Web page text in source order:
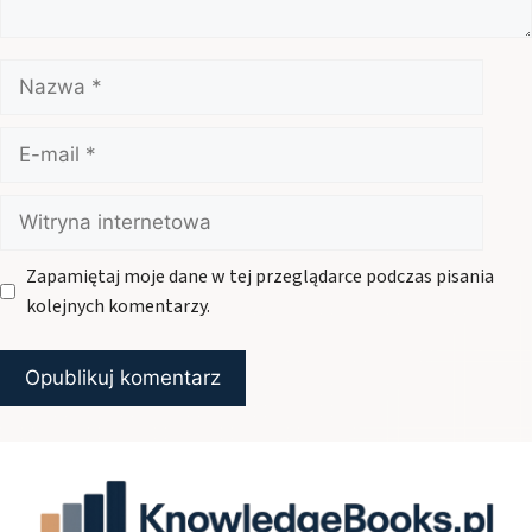
Nazwa
mail
Witryna
internetowa
Zapamiętaj moje dane w tej przeglądarce podczas pisania
kolejnych komentarzy.